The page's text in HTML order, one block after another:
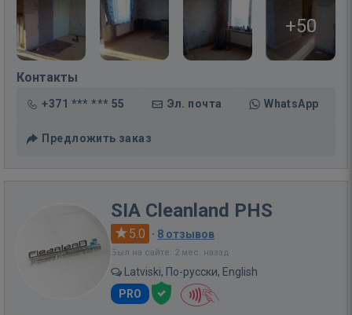
+50
Контакты
+371 *** *** 55 Эл. почта WhatsApp
Предложить заказ
SIA Cleanland PHS
5.0 · 8 отзывов
Был на сайте: 2 мес. назад
Latviski, По-русски, English
PRO